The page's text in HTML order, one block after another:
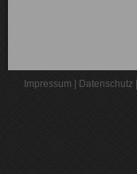
Impressum Datenschutz